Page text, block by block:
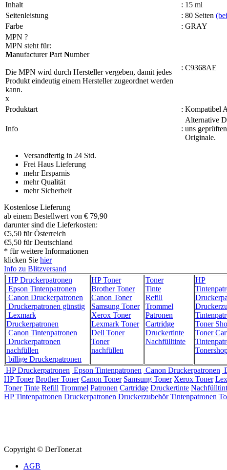
Inhalt
: 15 ml
Seitenleistung
: 80 Seiten
Farbe
: GRAY
MPN ?
MPN steht für:
ManufacturerPart Number
Die MPN wird durch Hersteller vergeben, damit jedes
Produkt eindeutig einem Hersteller zugeordnet werden
kann.
x
: C9368AE
Produktart : Kompatibel
Info :
Alternative
uns
Originale.
Versandfertig in 24 Std.
Frei Haus Lieferung
mehr Ersparnis
mehr Qualität
mehr Sicherheit
Kostenlose Lieferung
ab einem Bestellwert von € 79,90
darunter sind die Lieferkosten:
€5,50 für Österreich
€5,50 für Deutschland
* für weitere Informationen
klicken Sie hier
Info zu Blitzversand
HP Druckerpatronen
Epson Tintenpatronen
Canon Druckerpatronen
Druckerpatronen günstig
Lexmark
Druckerpatronen
Canon Tintenpatronen
Druckerpatronen
nachfüllen
billige Druckerpatronen
HP Toner
Brother Toner
Canon Toner
Samsung Toner
Xerox Toner
Lexmark Toner
Dell Toner
Toner
nachfüllen
Toner
Tinte
Refill
Trommel
Patronen
Cartridge
Druckertinte
Nachfülltinte
HP
Toner
Toner
HP Druckerpatronen Epson Tintenpatronen Canon Druckerpatronen
HP Toner Brother Toner Canon Toner Samsung Toner Xerox Toner
Toner Tinte Refill Trommel Patronen Cartridge Druckertinte
HP Tintenpatronen Druckerpatronen Druckerzubehör Tintenpatronen
Copyright © DerToner.at
AGB